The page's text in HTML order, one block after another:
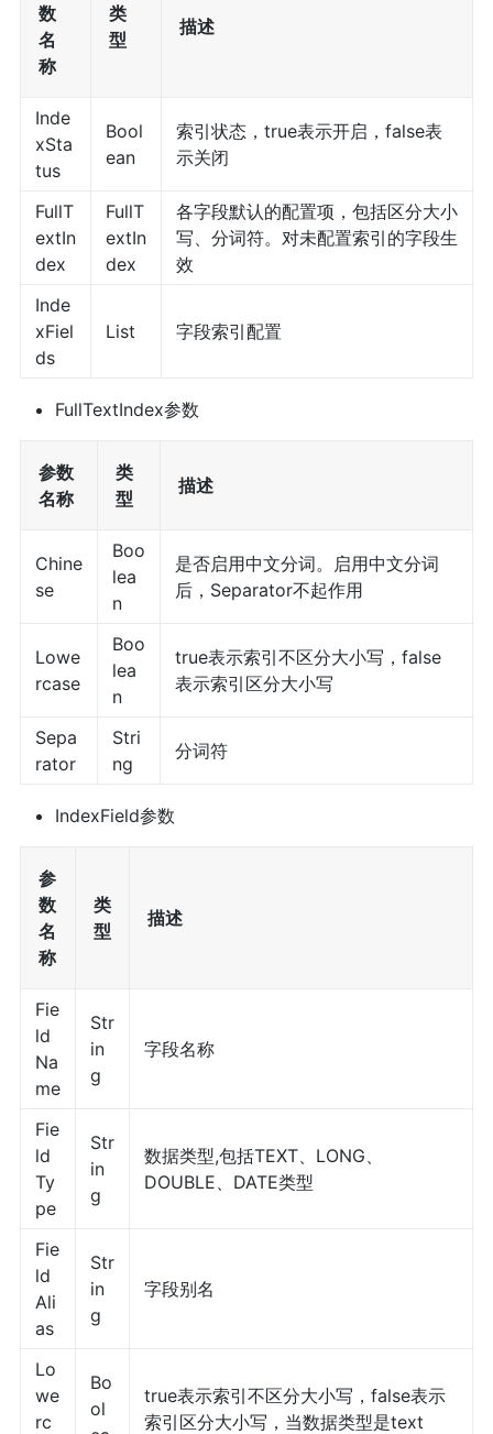
数
名
称
类
型
描述
Inde
xSta
tus
Bool
ean
索引状态，true表示开启，false表
示关闭
FullT
extIn
dex
FullT
extIn
dex
各字段默认的配置项，包括区分大小
写、分词符。对未配置索引的字段生
效
Inde
xFiel
ds
List 字段索引配置
FullTextIndex参数
参数
名称
类
型
描述
Chine
se
Boo
lea
n
是否启用中文分词。启用中文分词
后，Separator不起作用
Lowe
rcase
Boo
lea
n
true表示索引不区分大小写，false
表示索引区分大小写
Sepa
rator
Stri
ng
分词符
IndexField参数
参
数
名
称
类
型
描述
Fie
ld
Na
me
Str
in
g
字段名称
Fie
ld
Ty
pe
Str
in
g
数据类型,包括TEXT、LONG、
DOUBLE、DATE类型
Fie
ld
Ali
as
Str
in
g
字段别名
Lo
we
rc
Bo
ol
true表示索引不区分大小写，false表示
索引区分大小写，当数据类型是text